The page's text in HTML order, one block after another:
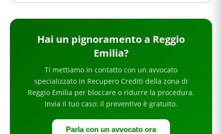
Hai un pignoramentoa Reggio
Emilia?
Ti mettiamo in contatto con un avvocato
specializzato in Recupero Crediti della zona di
Reggio Emilia per bloccare o ridurre la procedura.
Invia il tuo caso: il preventivo è gratuito.
Parla con un avvocato ora